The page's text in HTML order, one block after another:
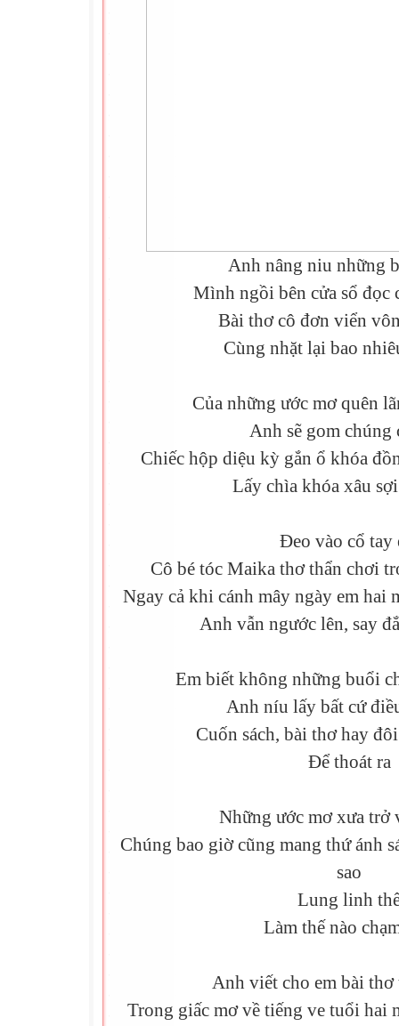
Anh nâng niu những
Mình ngồi bên cửa sổ đọc
Bài thơ cô đơn viển
Cùng nhặt lại bao
Của những ước mơ quên
Anh sẽ gom chúng
Chiếc hộp diệu kỳ gắn ổ khóa
Lấy chìa khóa xâu
Đeo vào cổ tay
Cô bé tóc Maika thơ thẩn chơi
Ngay cả khi cánh mây ngày em hai
Anh vẫn ngước lên, say
Em biết không những buổi
Anh níu lấy bất cứ
Cuốn sách, bài thơ hay
Để thoát ra
Những ước mơ xưa trở
Chúng bao giờ cũng mang thứ ánh
sao
Lung linh
Làm thế nào
Anh viết cho em bài thơ
Trong giấc mơ về tiếng ve tuổi hai